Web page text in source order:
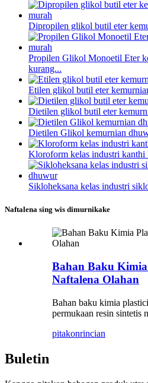
Dipropilen glikol butil eter
Propilen Glikol Monoetil Eter
kurang...
Etilen glikol butil eter
Dietilen glikol butil eter
Dietilen Glikol kemurnian
Kloroform kelas industri kanthi
Sikloheksana kelas industri
Naftalena sing wis dimurnikake
Bahan Baku Kimia
Naftalena Olahan
Bahan baku kimia
permukaan resin sintetis
pitakonrincian
Buletin